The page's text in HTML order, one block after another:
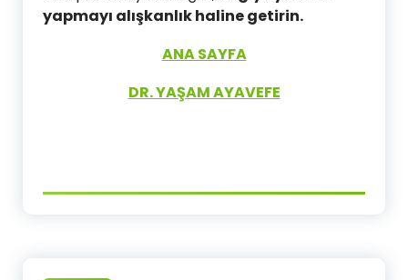
yapmayı alışkanlık haline getirin.
ANA SAYFA
DR. YAŞAM AYAVEFE